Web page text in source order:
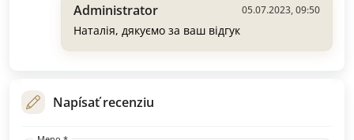
Administrator 05.07.2023, 09:50
Наталія, дякуємо за ваш відгук
Napísať recenziu